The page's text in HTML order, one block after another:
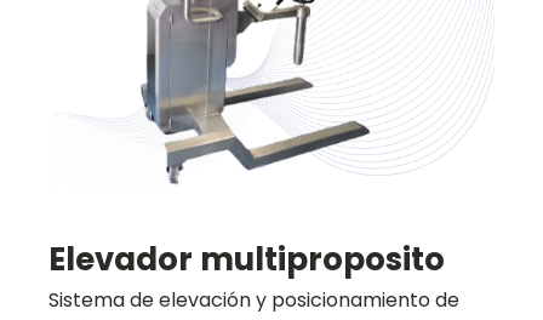
Elevador multiproposito
Sistema de elevación y posicionamiento de